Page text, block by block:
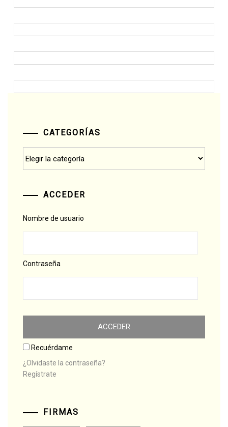
CATEGORÍAS
ACCEDER
Nombre de usuario
Contraseña
Recuérdame
¿Olvidaste la contraseña?
Regístrate
FIRMAS